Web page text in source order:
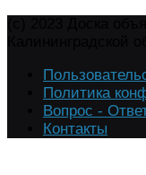
Политика
Вопрос -
Контакты